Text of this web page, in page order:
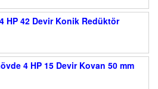
HP 42 Devir Konik Redüktör
4 HP 15 Devir Kovan 50 mm